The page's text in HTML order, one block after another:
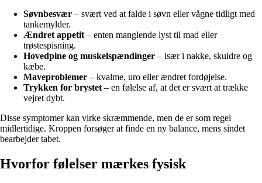
Søvnbesvær – svært ved at falde i søvn eller vågne tidligt med
tankemylder.
Ændret appetit– enten manglende lyst til mad eller
trøstespisning.
Hovedpine og muskelspændinger – især i nakke, skuldre og
kæbe.
Maveproblemer – kvalme, uro eller ændret fordøjelse.
Trykken for brystet– en følelse af, at det er svært at trække
vejret dybt.
Disse symptomer kan virke skræmmende, men de er som regel
midlertidige. Kroppen forsøger at finde en ny balance, mens sindet
bearbejder tabet.
Hvorfor følelser mærkes fysisk